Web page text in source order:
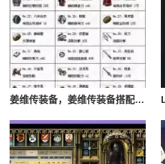
姜维传装备，姜维传装备搭配一览表最新